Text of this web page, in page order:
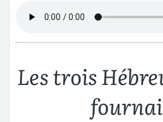
Les trois